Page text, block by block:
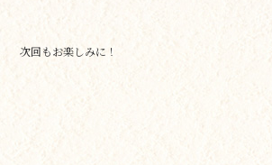
次回もお楽しみに！